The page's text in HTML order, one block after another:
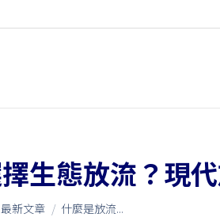
生態放流？現
：
最新文章 什麼是放流...